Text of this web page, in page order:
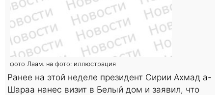
фото Лаам. на фото: иллюстрация
Ранее на этой неделе президент Сирии Ахмад а-
Шараа нанес визит в Белый дом и заявил, что